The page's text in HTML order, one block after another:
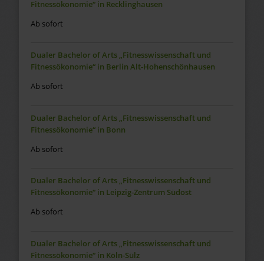
Fitnessökonomie“ in Recklinghausen
Ab sofort
Dualer Bachelor of Arts „Fitnesswissenschaft und
Fitnessökonomie“ in Berlin Alt-Hohenschönhausen
Ab sofort
Dualer Bachelor of Arts „Fitnesswissenschaft und
Fitnessökonomie“ in Bonn
Ab sofort
Dualer Bachelor of Arts „Fitnesswissenschaft und
Fitnessökonomie“ in Leipzig-Zentrum Südost
Ab sofort
Dualer Bachelor of Arts „Fitnesswissenschaft und
Fitnessökonomie“ in Köln-Sülz